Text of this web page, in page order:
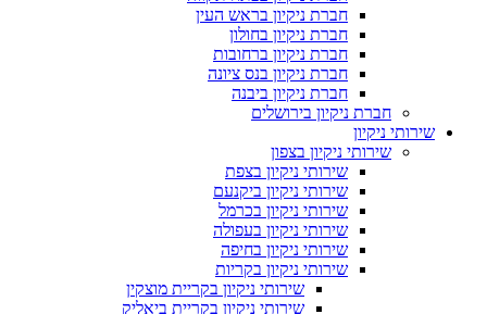
חברת ניקיון בראש העין
חברת ניקיון בחולון
חברת ניקיון ברחובות
חברת ניקיון בנס ציונה
חברת ניקיון ביבנה
חברת ניקיון בירושלים
שירותי ניקיון
שירותי ניקיון בצפון
שירותי ניקיון בצפת
שירותי ניקיון ביקנעם
שירותי ניקיון בכרמל
שירותי ניקיון בעפולה
שירותי ניקיון בחיפה
שירותי ניקיון בקריות
שירותי ניקיון בקריית מוצקין
שירותי ניקיון בקריית ביאליק